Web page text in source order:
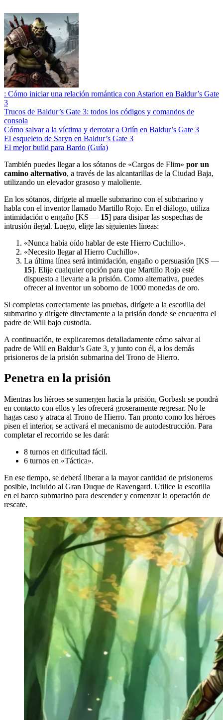
: Cómo iniciar una relación romántica con Astarion en Baldur’s Gate
3
Trucos de Baldur’s Gate 3: todos los códigos y comandos de
consola
Cómo salvar a la víctima y derrotar a Oriín en Baldur’s Gate 3
El esqueleto de Saryn en Baldur’s Gate 3
El mejor build para Bardo (Guía)
También puedes llegar a los sótanos de «Cargos de Flim» por un
camino alternativo, a través de las alcantarillas de la Ciudad Baja,
utilizando un elevador grasoso y maloliente.
En los sótanos, dirígete al muelle submarino con el submarino y
habla con el inventor llamado Martillo Rojo. En el diálogo, utiliza
intimidación o engaño [KS — 15] para disipar las sospechas de
intrusión ilegal. Luego, elige las siguientes líneas:
«Nunca había oído hablar de este Hierro Cuchillo».
«Necesito llegar al Hierro Cuchillo».
La última línea será intimidación, engaño o persuasión [KS —
15]. Elije cualquier opción para que Martillo Rojo esté
dispuesto a llevarte a la prisión. Como alternativa, puedes
ofrecer al inventor un soborno de 1000 monedas de oro.
Si completas correctamente las pruebas, dirígete a la escotilla del
submarino y dirígete directamente a la prisión donde se encuentra el
padre de Will bajo custodia.
A continuación, te explicaremos detalladamente cómo salvar al
padre de Will en Baldur’s Gate 3, y junto con él, a los demás
prisioneros de la prisión submarina del Trono de Hierro.
Penetra en la prisión
Mientras los héroes se sumergen hacia la prisión, Gorbash se pondrá
en contacto con ellos y les ofrecerá groseramente regresar. No le
hagas caso y atraca al Trono de Hierro. Tan pronto como los héroes
pisen el interior, se activará el mecanismo de autodestrucción. Para
completar el recorrido se les dará:
8 turnos en dificultad fácil.
6 turnos en «Táctica».
En ese tiempo, se deberá liberar a la mayor cantidad de prisioneros
posible, incluido al Gran Duque de Ravengard. Utilice la escotilla
en el barco submarino para descender y comenzar la operación de
rescate.